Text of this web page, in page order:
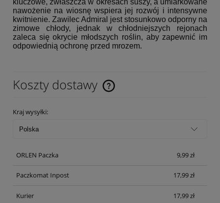
nawożenie na wiosnę wspiera jej rozwój i intensywne
kwitnienie. Zawilec Admiral jest stosunkowo odporny na
zimowe chłody, jednak w chłodniejszych rejonach
zaleca się okrycie młodszych roślin, aby zapewnić im
odpowiednią ochronę przed mrozem.
Koszty dostawy
Cena nie zawiera ewentualnych kosztów płatności
Kraj wysyłki:
ORLEN Paczka 9,99 zł
Paczkomat Inpost 17,99 zł
Kurier 17,99 zł